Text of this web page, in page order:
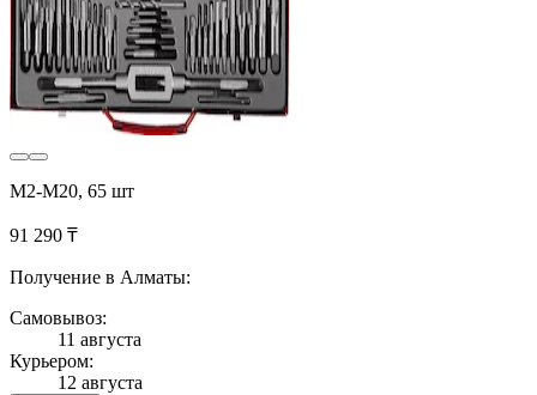
М2-М20, 65 шт
91 290 ₸
Получение в Алматы:
Самовывоз:
11 августа
Курьером:
12 августа